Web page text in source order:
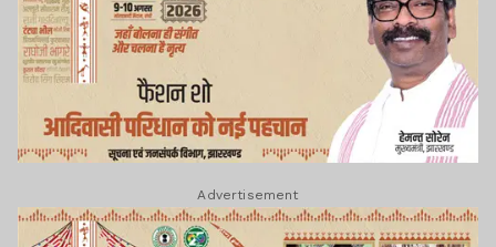
Advertisement